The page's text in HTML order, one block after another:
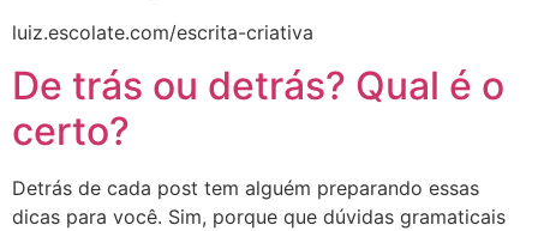
luiz.escolate.com/escrita-criativa
De trás ou detrás? Qual é o
certo?
Detrás de cada post tem alguém preparando essas
dicas para você. Sim, porque que dúvidas gramaticais